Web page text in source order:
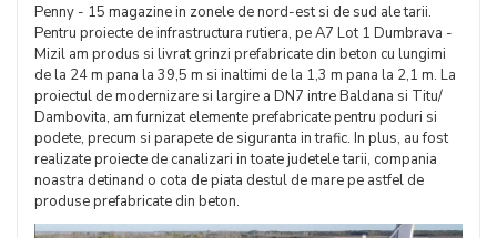
Penny - 15 magazine in zonele de nord-est si de sud ale tarii.
Pentru proiecte de infrastructura rutiera, pe A7 Lot 1 Dumbrava -
Mizil am produs si livrat grinzi prefabricate din beton cu lungimi
de la 24 m pana la 39,5 m si inaltimi de la 1,3 m pana la 2,1 m. La
proiectul de modernizare si largire a DN7 intre Baldana si Titu/
Dambovita, am furnizat elemente prefabricate pentru poduri si
podete, precum si parapete de siguranta in trafic. In plus, au fost
realizate proiecte de canalizari in toate judetele tarii, compania
noastra detinand o cota de piata destul de mare pe astfel de
produse prefabricate din beton.